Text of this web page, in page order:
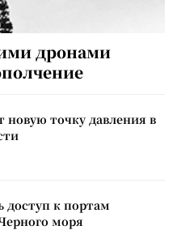
дронами
новую точку давления в
доступ к портам
моря